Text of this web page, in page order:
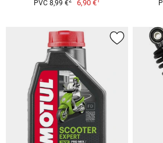
PVC 8,99 € 6,90 €